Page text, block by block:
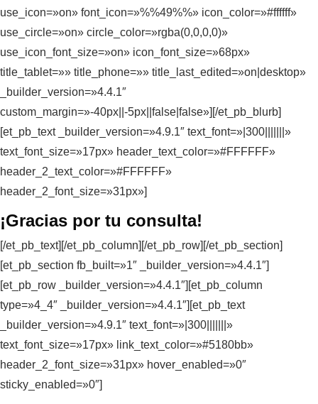
use_icon=»on» font_icon=»%%49%%» icon_color=»#ffffff»
use_circle=»on» circle_color=»rgba(0,0,0,0)»
use_icon_font_size=»on» icon_font_size=»68px»
title_tablet=»» title_phone=»» title_last_edited=»on|desktop»
_builder_version=»4.4.1″
custom_margin=»-40px||-5px||false|false»][/et_pb_blurb]
[et_pb_text _builder_version=»4.9.1″ text_font=»|300|||||||»
text_font_size=»17px» header_text_color=»#FFFFFF»
header_2_text_color=»#FFFFFF»
header_2_font_size=»31px»]
¡Gracias por tu consulta!
[/et_pb_text][/et_pb_column][/et_pb_row][/et_pb_section]
[et_pb_section fb_built=»1″ _builder_version=»4.4.1″]
[et_pb_row _builder_version=»4.4.1″][et_pb_column
type=»4_4″ _builder_version=»4.4.1″][et_pb_text
_builder_version=»4.9.1″ text_font=»|300|||||||»
text_font_size=»17px» link_text_color=»#5180bb»
header_2_font_size=»31px» hover_enabled=»0″
sticky_enabled=»0″]